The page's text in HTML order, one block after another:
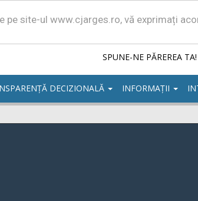
site-ul www.cjarges.ro, vă exprimați
SPUNE-NE PĂREREA TA!
DECIZIONALĂ INFORMAȚII